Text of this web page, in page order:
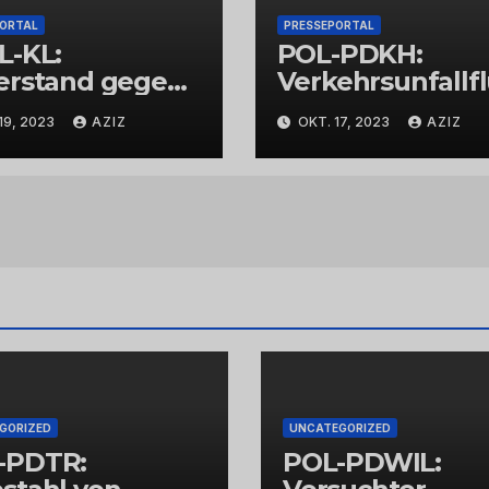
KL:
gegen
2023 AZIZ
PRESSEPORTAL
POL-PDKH:
t nach
Abbiegevorgang
OKT. 17, 2023 AZIZ
PDTR:
UNCATEGORIZED
POL-PDWIL: